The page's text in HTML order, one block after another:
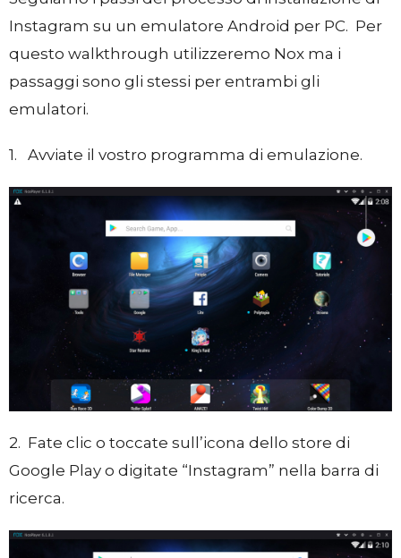
Instagram su un emulatore Android per PC. Per
questo walkthrough utilizzeremo Nox ma i
passaggi sono gli stessi per entrambi gli
emulatori.
1. Avviate il vostro programma di emulazione.
2. Fate clic o toccate sull’icona dello store di
Google Play o digitate “Instagram” nella barra di
ricerca.